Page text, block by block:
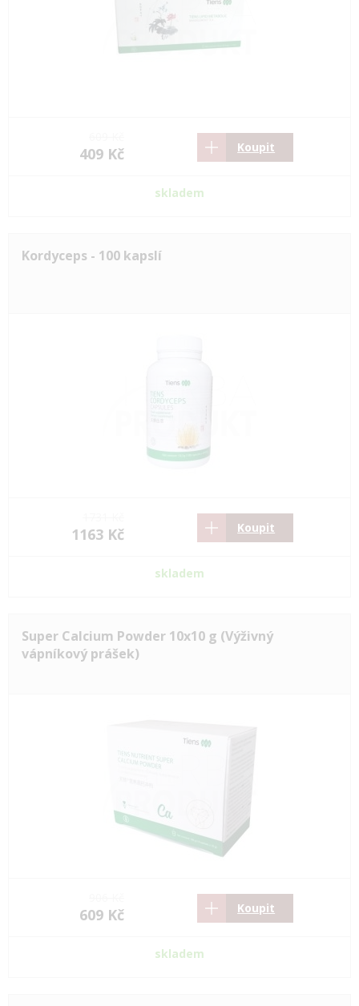
409 Kč Koupit
skladem
Kordyceps - 100 kapslí
1163 Kč Koupit
skladem
Super Calcium Powder 10x10 g (Výživný
vápníkový prášek)
609 Kč Koupit
skladem